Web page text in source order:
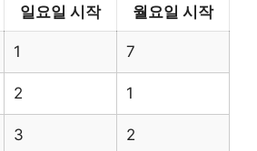
일요일 시작 월요일 시작
1 7
2 1
3 2